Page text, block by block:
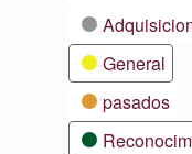
General
pasados